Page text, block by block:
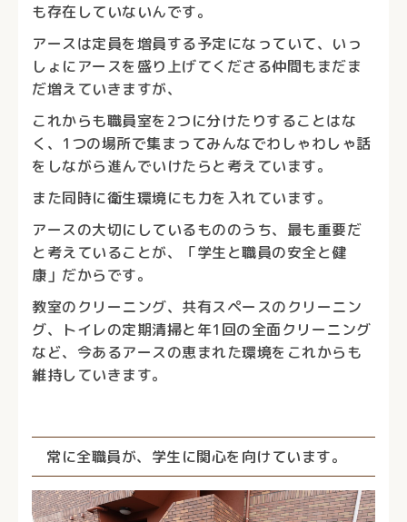
も存在していないんです。
アースは定員を増員する予定になっていて、いっ
しょにアースを盛り上げてくださる仲間もまだま
だ増えていきますが、
これからも職員室を2つに分けたりすることはな
く、1つの場所で集まってみんなでわしゃわしゃ話
をしながら進んでいけたらと考えています。
また同時に衛生環境にも力を入れています。
アースの大切にしているもののうち、最も重要だ
と考えていることが、「学生と職員の安全と健
康」だからです。
教室のクリーニング、共有スペースのクリーニン
グ、トイレの定期清掃と年1回の全面クリーニング
など、今あるアースの恵まれた環境をこれからも
維持していきます。
常に全職員が、学生に関心を向けています。